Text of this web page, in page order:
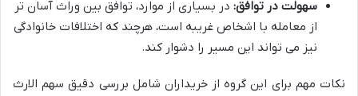
سهولت در توافق: در بسیاری از موارد، توافق بین وراث آسان تر
از معامله با اشخاص غریبه است، هرچند که اختلافات خانوادگی
نیز می تواند این مسیر را دشوار کند.
نکات مهم برای این گروه از خریداران شامل بررسی دقیق سهم الارث